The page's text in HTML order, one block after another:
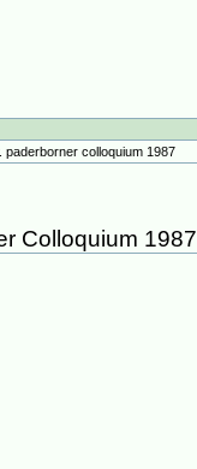
paderborner colloquium 1987
Colloquium 1987